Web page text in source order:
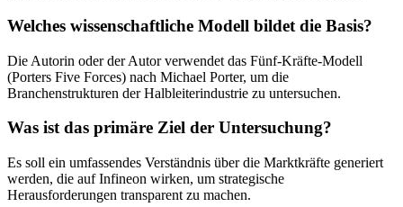
Welches wissenschaftliche Modell bildet die Basis?
Die Autorin oder der Autor verwendet das Fünf-Kräfte-Modell
(Porters Five Forces) nach Michael Porter, um die
Branchenstrukturen der Halbleiterindustrie zu untersuchen.
Was ist das primäre Ziel der Untersuchung?
Es soll ein umfassendes Verständnis über die Marktkräfte generiert
werden, die auf Infineon wirken, um strategische
Herausforderungen transparent zu machen.